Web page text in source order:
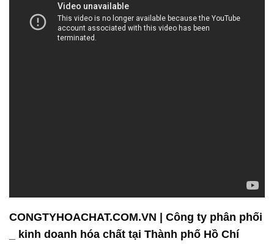
CONGTYHOACHAT.COM.VN | Công ty phân phối
_ kinh doanh hóa chất tại Thành phố Hồ Chí